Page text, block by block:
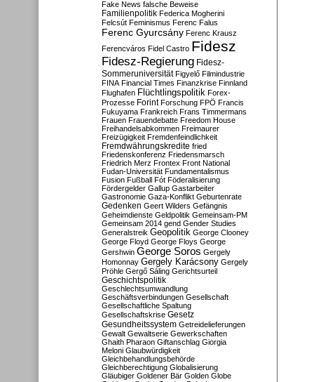
Fake News falsche Beweise
Familienpolitik Federica Mogherini
Felcsút Feminismus Ferenc Falus
Ferenc Gyurcsány Ferenc Krausz
Ferencváros Fidel Castro Fidesz
Fidesz-Regierung Fidesz-
Sommeruniversität Figyelő Filmindustrie
FINA Financial Times Finanzkrise Finnland
Flughafen Flüchtlingspolitik Forex-
Prozesse Forint Forschung FPÖ Francis
Fukuyama Frankreich Frans Timmermans
Frauen Frauendebatte Freedom House
Freihandelsabkommen Freimaurer
Freizügigkeit Fremdenfeindlichkeit
Fremdwährungskredite fried
Friedenskonferenz Friedensmarsch
Friedrich Merz Frontex Front National
Fudan-Universität Fundamentalismus
Fusion Fußball Fót Föderalisierung
Fördergelder Gallup Gastarbeiter
Gastronomie Gaza-Konflikt Geburtenrate
Gedenken Geert Wilders Gefängnis
Geheimdienste Geldpolitik Gemeinsam-PM
Gemeinsam 2014 gend Gender Studies
Generalstreik Geopolitik George Clooney
George Floyd George Floys George
Gershwin George Soros Gergely
Homonnay Gergely Karácsony Gergely
Pröhle Gergő Sáling Gerichtsurteil
Geschichtspolitik
Geschlechtsumwandlung
Geschäftsverbindungen Gesellschaft
Gesellschaftliche Spaltung
Gesellschaftskrise Gesetz
Gesundheitssystem Getreidelieferungen
Gewalt Gewaltserie Gewerkschaften
Ghaith Pharaon Giftanschlag Giorgia
Meloni Glaubwürdigkeit
Gleichbehandlungsbehörde
Gleichberechtigung Globalisierung
Gläubiger Goldener Bär Golden Globe